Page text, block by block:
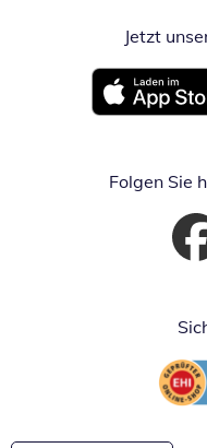
Jetzt
Öffnet in
Folgen Sie